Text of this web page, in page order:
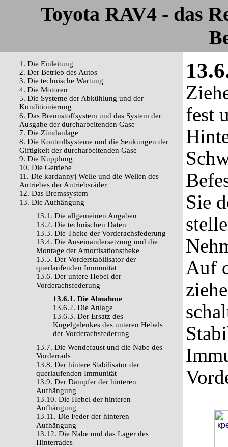
Toyota RAV4 - das
1. Die Einleitung
2. Der Betrieb des Autos
3. Die technische Wartung
4. Die Motoren
5. Die Systeme der Abkühlung und der
Konditionierung
6. Das Brennstoffsystem und das System der
Ausgabe der durcharbeitenden Gase
7. Die Zündanlage
8. Die Kontrollsysteme und die Senkungen der
Giftigkeit der durcharbeitenden Gase
9. Die Kupplung
10. Die Getriebe
11. Die kardannyj Welle und die Wellen des
Antriebes der Antriebsräder
12. Das Bremssystem
13. Die Aufhängung
13.1. Die allgemeinen Angaben
13.2. Die technischen Daten
13.3. Die Theke der Vorderachsfederung
13.4. Die Auseinandersetzung und die
Montage der Amortisationstheke
13.5. Der Vorderstabilisator der
querlaufenden Immunität
13.6. Der untere Hebel der
Vorderachsfederung
13.6.1. Die Abnahme
13.6.2. Die Anlage
13.6.3. Der Ersatz des
Kugelgelenkes des unteren Hebels
der Vorderachsfederung
13.7. Die Wendefaust und die Nabe des
Vorderrads
13.8. Der hintere Stabilisator der
querlaufenden Immunität
13.9. Der Dämpfer der hinteren
Aufhängung
13.10. Die Hebel der hinteren
Aufhängung
13.11. Die Feder der hinteren
Aufhängung
13.12. Die Nabe und das Lager des
Hinterrades
fest
Sie
Auf